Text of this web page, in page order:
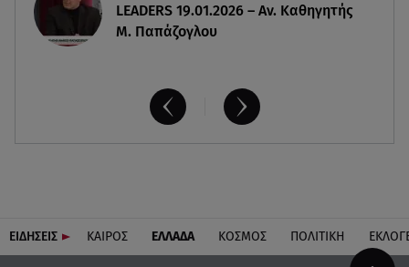
LEADERS 19.01.2026 – Αν. Καθηγητής
Μ. Παπάζογλου
ΕΙΔΗΣΕΙΣ ΚΑΙΡΟΣ ΕΛΛΑΔΑ ΚΟΣΜΟΣ ΠΟΛΙΤΙΚΗ